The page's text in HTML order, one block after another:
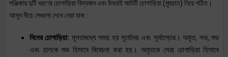
পঞ্জিকায় দুটি ধরণের চোগাড়িয়া বিদ্যমান এবং উভয়ই আটটি চোগাড়িয়া (মুহুরাত) নিয়ে গঠিত।
আসুন নীচে সেগুলো দেখে নেয়া যাক :
দিনের চোগাড়িয়া: মূলতমধ্যে সময় হয় সূর্যোদয় এবং সূর্যাস্তের। অমৃত, লভ, শুভ
এবং চালকে শুভ হিসাবে বিবেচনা করা হয়। অমৃতকে সেরা চোগাড়িয়া হিসাবে